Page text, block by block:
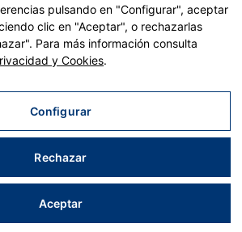
y Resiliencia – Financiado por
establecido por el Reglamento (UE)
Europeo y del Consejo, de 12 de febrero
|Política de cookies|Accesibilidad|Mapa web
porTrestristes
pulsando en "Configurar", aceptar
clic en "Aceptar", o rechazarlas
Para más información consulta
y Cookies.
Configurar
Rechazar
Aceptar